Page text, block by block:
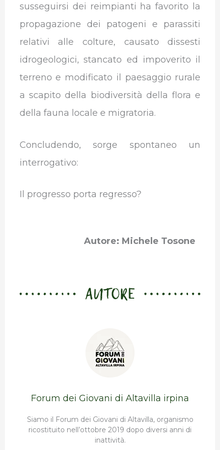
susseguirsi dei reimpianti ha favorito la
propagazione dei patogeni e parassiti
relativi alle colture, causato dissesti
idrogeologici, stancato ed impoverito il
terreno e modificato il paesaggio rurale
a scapito della biodiversità della flora e
della fauna locale e migratoria.
Concludendo, sorge spontaneo un
interrogativo:
Il progresso porta regresso?
Autore: Michele Tosone
AUTORE
Forum dei Giovani di Altavilla irpina
Siamo il Forum dei Giovani di Altavilla, organismo
ricostituito nell’ottobre 2019 dopo diversi anni di
inattività.